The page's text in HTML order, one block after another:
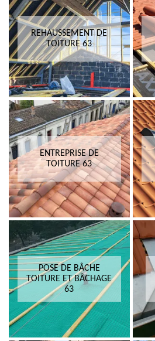
REHAUSSEMENT DE
TOITURE 63
ENTREPRISE DE
TOITURE 63
POSE DE BÂCHE
TOITURE ET BÂCHAGE
63